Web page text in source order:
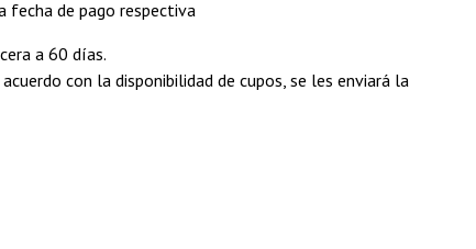
de pago respectiva
a 60 días.
acuerdo con la disponibilidad de cupos, se les enviará la